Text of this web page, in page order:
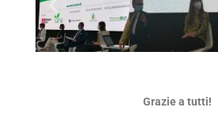
Grazie a tutti!